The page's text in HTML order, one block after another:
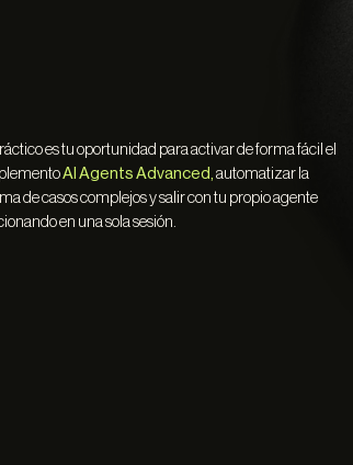
es tu oportunidad para activar de forma fácil el
AI Agents Advanced, automatizar la
de casos complejos y salir con tu propio agente
en una sola sesión.